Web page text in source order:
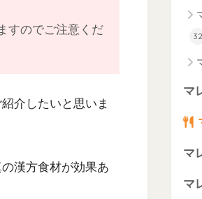
すのでご注意くだ
介したいと思いま
漢方食材が効果あ
32
マ
マ
マ